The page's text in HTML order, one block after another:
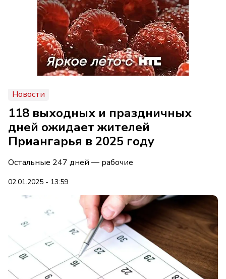
Новости
118 выходных и праздничных
дней ожидает жителей
Приангарья в 2025 году
Остальные 247 дней — рабочие
02.01.2025 - 13:59